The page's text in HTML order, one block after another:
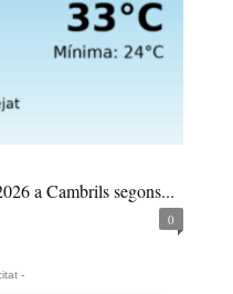
a Cambrils segons...
0
-